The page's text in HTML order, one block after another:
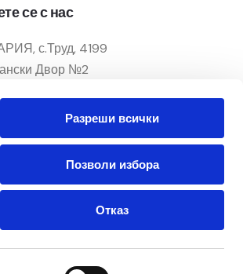
Разреши всички
Позволи избора
Отказ
се с нас
с.Труд, 4199
Двор №2
292 / 032 39 29 02
- Петък
ни в Facebook